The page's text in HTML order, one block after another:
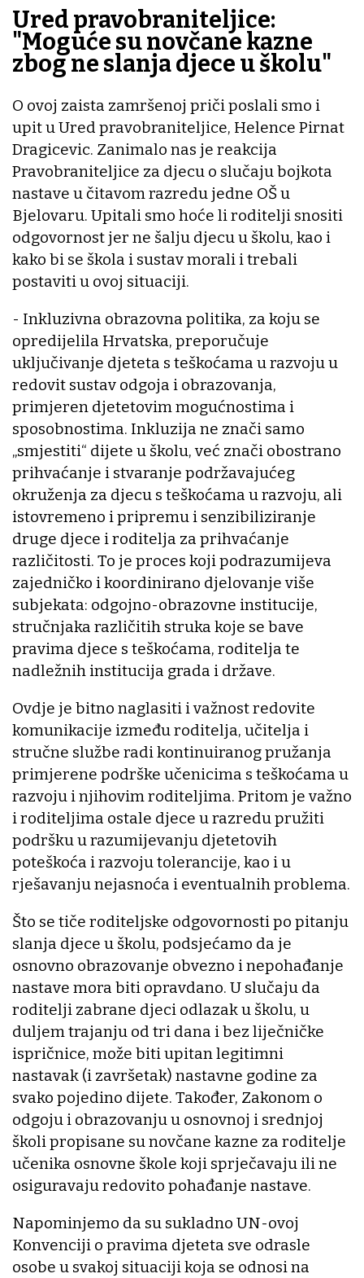
Ured pravobraniteljice:
"Moguće su novčane kazne
zbog ne slanja djece u školu"
O ovoj zaista zamršenoj priči poslali smo i
upit u Ured pravobraniteljice, Helence Pirnat
Dragicevic. Zanimalo nas je reakcija
Pravobraniteljice za djecu o slučaju bojkota
nastave u čitavom razredu jedne OŠ u
Bjelovaru. Upitali smo hoće li roditelji snositi
odgovornost jer ne šalju djecu u školu, kao i
kako bi se škola i sustav morali i trebali
postaviti u ovoj situaciji.
- Inkluzivna obrazovna politika, za koju se
opredijelila Hrvatska, preporučuje
uključivanje djeteta s teškoćama u razvoju u
redovit sustav odgoja i obrazovanja,
primjeren djetetovim mogućnostima i
sposobnostima. Inkluzija ne znači samo
„smjestiti“ dijete u školu, već znači obostrano
prihvaćanje i stvaranje podržavajućeg
okruženja za djecu s teškoćama u razvoju, ali
istovremeno i pripremu i senzibiliziranje
druge djece i roditelja za prihvaćanje
različitosti. To je proces koji podrazumijeva
zajedničko i koordinirano djelovanje više
subjekata: odgojno-obrazovne institucije,
stručnjaka različitih struka koje se bave
pravima djece s teškoćama, roditelja te
nadležnih institucija grada i države.
Ovdje je bitno naglasiti i važnost redovite
komunikacije između roditelja, učitelja i
stručne službe radi kontinuiranog pružanja
primjerene podrške učenicima s teškoćama u
razvoju i njihovim roditeljima. Pritom je važno
i roditeljima ostale djece u razredu pružiti
podršku u razumijevanju djetetovih
poteškoća i razvoju tolerancije, kao i u
rješavanju nejasnoća i eventualnih problema.
Što se tiče roditeljske odgovornosti po pitanju
slanja djece u školu, podsjećamo da je
osnovno obrazovanje obvezno i nepohađanje
nastave mora biti opravdano. U slučaju da
roditelji zabrane djeci odlazak u školu, u
duljem trajanju od tri dana i bez liječničke
ispričnice, može biti upitan legitimni
nastavak (i završetak) nastavne godine za
svako pojedino dijete. Također, Zakonom o
odgoju i obrazovanju u osnovnoj i srednjoj
školi propisane su novčane kazne za roditelje
učenika osnovne škole koji sprječavaju ili ne
osiguravaju redovito pohađanje nastave.
Napominjemo da su sukladno UN-ovoj
Konvenciji o pravima djeteta sve odrasle
osobe u svakoj situaciji koja se odnosi na